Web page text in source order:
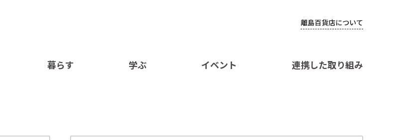
離島百貨店について
暮らす 学ぶ イベント 連携した取り組み